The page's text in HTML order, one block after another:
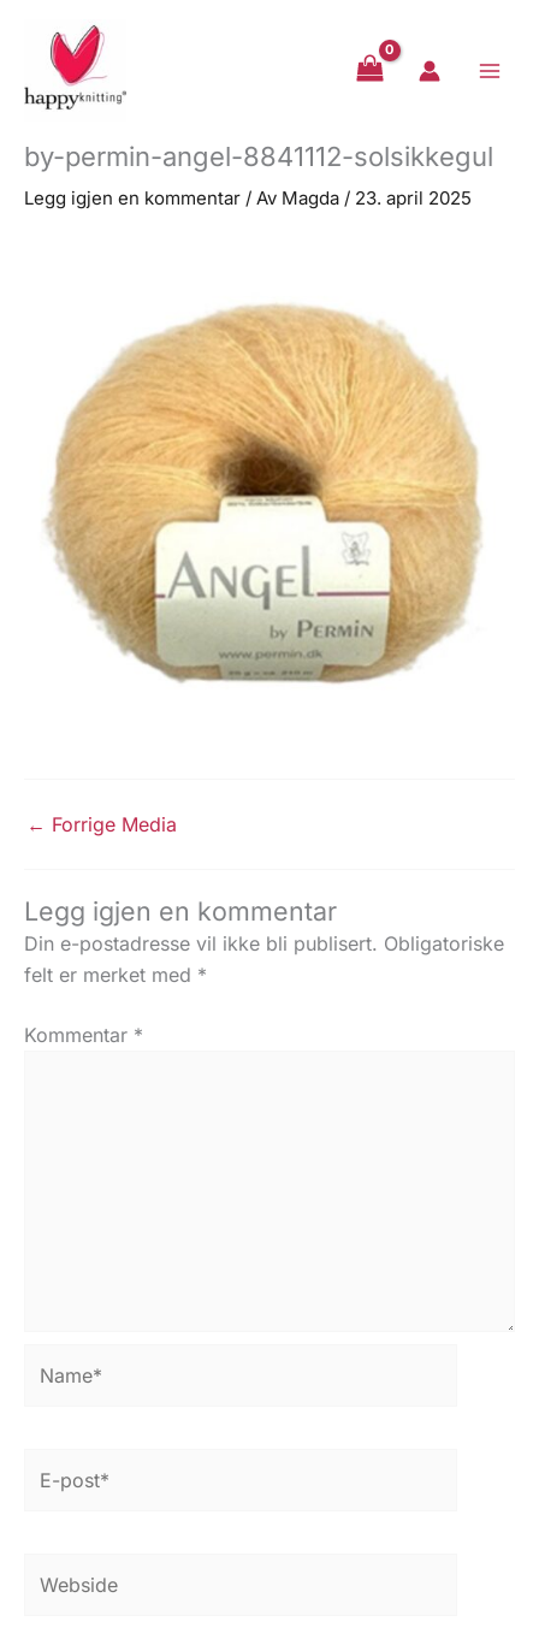
innholdet
by-permin-angel-8841112-solsikkegul
Legg igjen en kommentar / Av Magda / 23. april 2025
← Forrige Media
Legg igjen en kommentar
Din e-postadresse vil ikke bli publisert. Obligatoriske
felt er merket med *
Kommentar *
post*